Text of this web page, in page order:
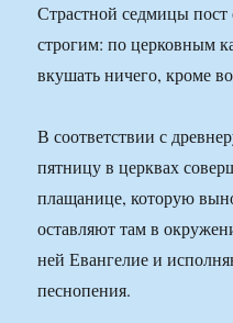
Страстной седмицы пост
строгим: по церковным
вкушать ничего, кроме
В соответствии с
пятницу в церквах
плащанице, которую
оставляют там в
ней Евангелие и
песнопения.